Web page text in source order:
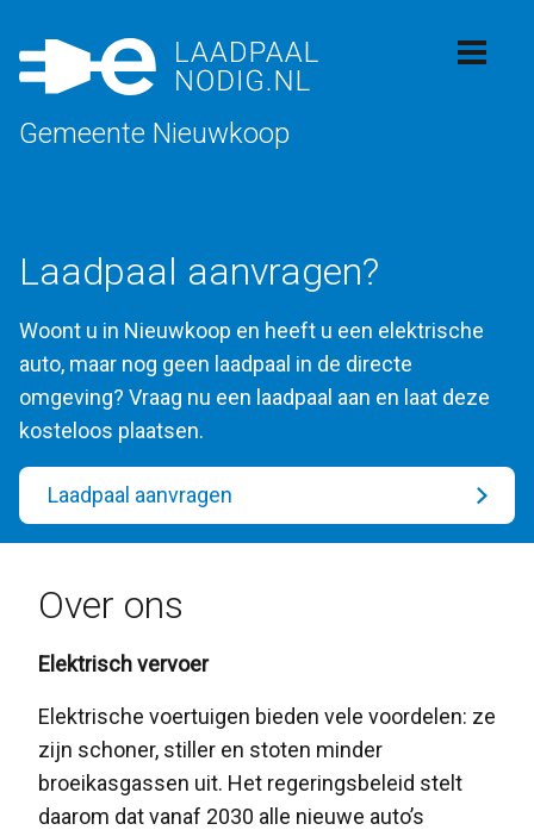
Gemeente Nieuwkoop
Laadpaal aanvragen?
Woont u in Nieuwkoop en heeft u een elektrische
auto, maar nog geen laadpaal in de directe
omgeving? Vraag nu een laadpaal aan en laat deze
kosteloos plaatsen.
Laadpaal aanvragen
Over ons
Elektrisch vervoer
Elektrische voertuigen bieden vele voordelen: ze
zijn schoner, stiller en stoten minder
broeikasgassen uit. Het regeringsbeleid stelt
daarom dat vanaf 2030 alle nieuwe auto’s